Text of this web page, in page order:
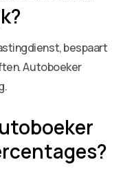
bespaart
Autoboeker